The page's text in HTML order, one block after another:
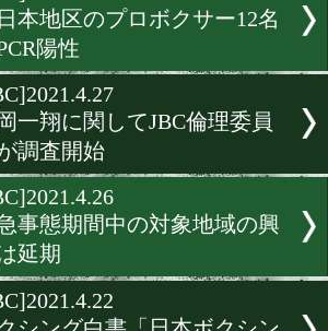
[募集]2021.5.10
JBC関西事務局が試合役員
集
[JBC]2021.5.6
西日本地区のプロボクサー
がPCR陽性
[JBC]2021.4.27
井岡一翔に関してJBC倫理